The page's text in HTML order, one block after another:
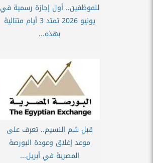
للموظفين.. أول إجازة رسمية في
يونيو 2026 تمتد 3 أيام متتالية
بهذه...
قبل شم النسيم.. تعرف على
موعد إغلاق وعودة البورصة
المصرية في أبريل...